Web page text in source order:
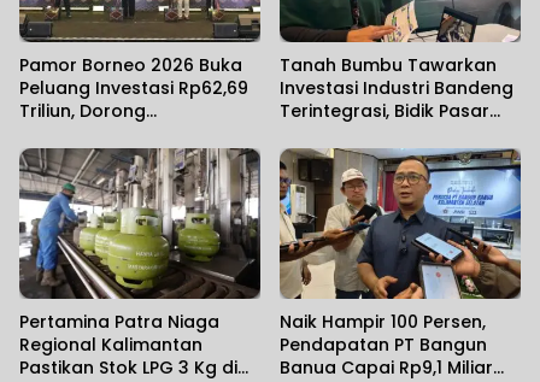
Pamor Borneo 2026 Buka
Peluang Investasi Rp62,69
Triliun, Dorong
Kalimantan
Tanah Bumbu Tawarkan
Investasi Industri Bandeng
Terintegrasi, Bidik Pasar
Pertamina Patra Niaga
Regional Kalimantan
Pastikan Stok LPG 3 Kg di
Naik Hampir 100 Persen,
Pendapatan PT Bangun
Banua Capai Rp9,1 Miliar